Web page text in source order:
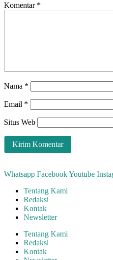
Komentar *
Nama *
Email *
Situs Web
Whatsapp FacebookYoutube
Tentang Kami
Redaksi
Kontak
Newsletter
Tentang Kami
Redaksi
Kontak